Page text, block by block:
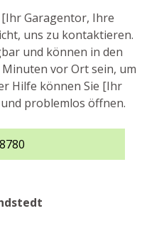
Garagentor, Ihre
uns zu kontaktieren.
und können in den
vor Ort sein, um
Hilfe können Sie [Ihr
problemlos öffnen.